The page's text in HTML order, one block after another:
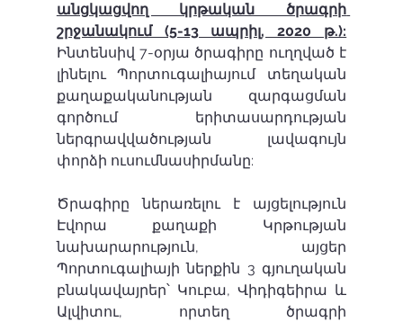
անցկացվող կրթական ծրագրի
շրջանակում (5-13 ապրիլ, 2020 թ.):
Ինտենսիվ 7-օրյա ծրագիրը ուղղված է
լինելու Պորտուգալիայում տեղական
քաղաքականության զարգացման
գործում երիտասարդության
ներգրավվածության լավագույն
փորձի ուսումնասիրմանը:
Ծրագիրը ներառելու է այցելություն
Էվորա քաղաքի Կրթության
նախարարություն, այցեր
Պորտուգալիայի ներքին 3 գյուղական
բնակավայրեր՝ Կուբա, Վիդիգեիրա և
Ալվիտու, որտեղ ծրագրի